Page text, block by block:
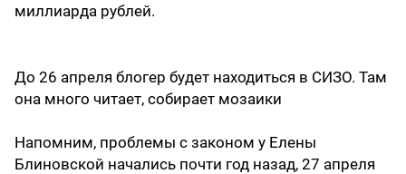
миллиарда рублей.
До 26 апреля блогер будет находиться в СИЗО. Там
она много читает, собирает мозаики
Напомним, проблемы с законом у Елены
Блиновской начались почти год назад, 27 апреля